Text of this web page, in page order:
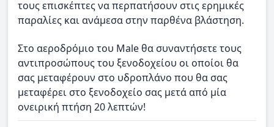
τους επισκέπτες να περπατήσουν στις ερημικές
παραλίες και ανάμεσα στην παρθένα βλάστηση.
Στο αεροδρόμιο του Male θα συναντήσετε τους
αντιπροσώπους του ξενοδοχείου οι οποίοι θα
σας μεταφέρουν στο υδροπλάνο που θα σας
μεταφέρει στο ξενοδοχείο σας μετά από μία
ονειρική πτήση 20 λεπτών!